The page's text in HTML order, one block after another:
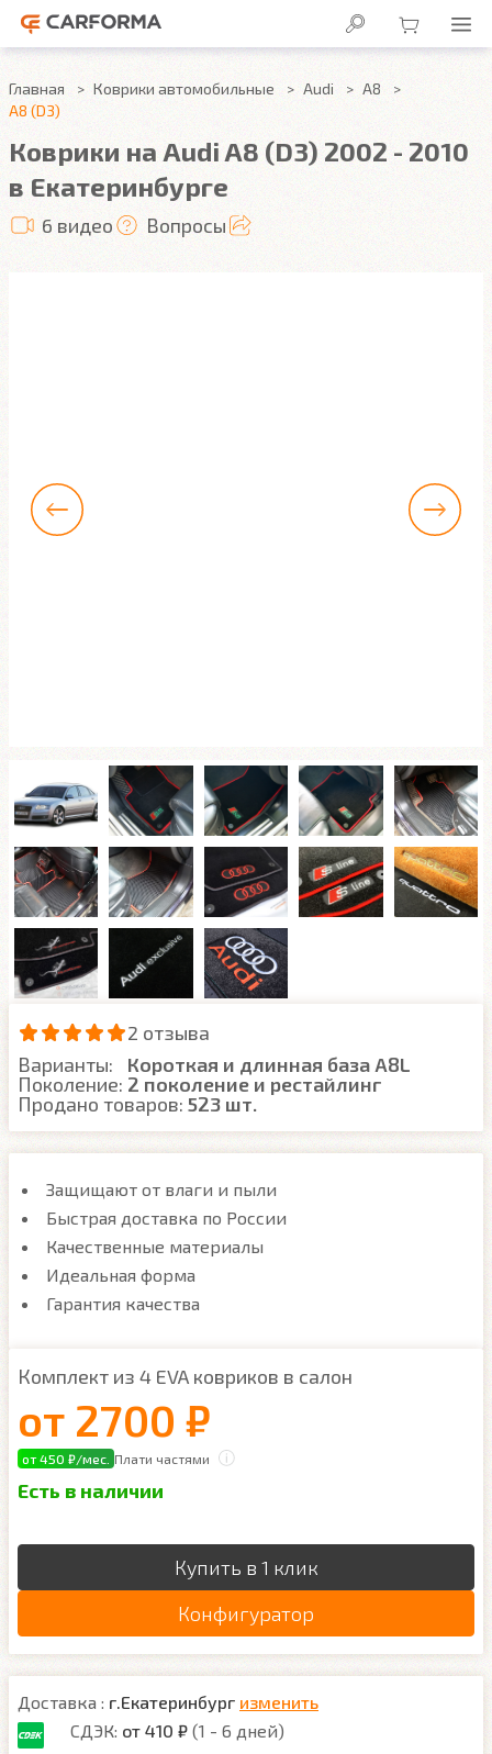
Главная Коврики автомобильные Audi
A8
A8 (D3)
Коврики на Audi A8 (D3) 2002 - 2010
в Екатеринбурге
6 видео Вопросы
2 отзыва
Варианты:
Короткая и длинная база A8L
Поколение: 2 поколение и рестайлинг
Продано товаров: 523 шт.
Защищают от влаги и пыли
Быстрая доставка по России
Качественные материалы
Идеальная форма
Гарантия качества
Комплект из 4 EVA ковриков в салон
от 2700 ₽
от 450 ₽/мес. Плати частями
Есть в наличии
Купить в 1 клик
Конфигуратор
Доставка : г.Екатеринбург изменить
СДЭК: от 410 ₽ (1 - 6 дней)